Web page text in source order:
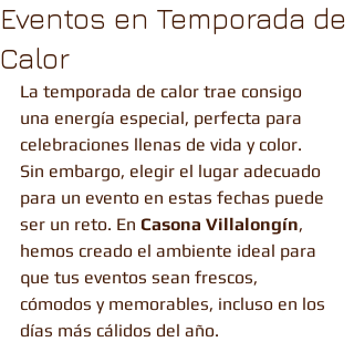
Eventos en Temporada de
Calor
La temporada de calor trae consigo
una energía especial, perfecta para
celebraciones llenas de vida y color.
Sin embargo, elegir el lugar adecuado
para un evento en estas fechas puede
ser un reto. En Casona Villalongín,
hemos creado el ambiente ideal para
que tus eventos sean frescos,
cómodos y memorables, incluso en los
días más cálidos del año.